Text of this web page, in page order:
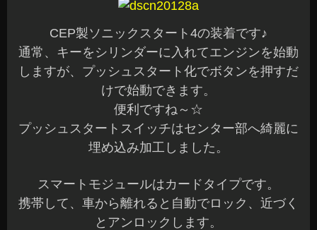
CEP製ソニックスタート4の装着です♪
通常、キーをシリンダーに入れてエンジンを始動
しますが、プッシュスタート化でボタンを押すだ
けで始動できます。
便利ですね～☆
プッシュスタートスイッチはセンター部へ綺麗に
埋め込み加工しました。
スマートモジュールはカードタイプです。
携帯して、車から離れると自動でロック、近づく
とアンロックします。